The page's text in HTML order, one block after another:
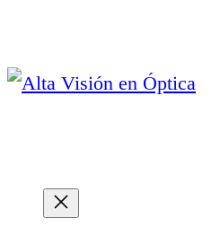
contenido